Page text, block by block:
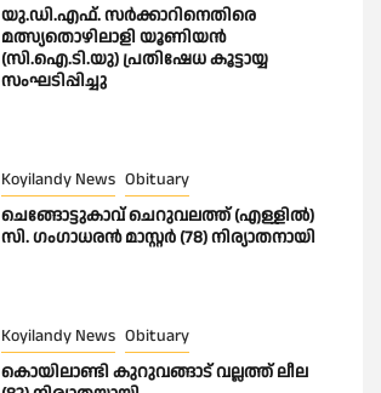
യു.ഡി.എഫ്. സർക്കാറിനെതിരെ
മത്സ്യതൊഴിലാളി യൂണിയൻ
(സി.ഐ.ടി.യു) പ്രതിഷേധ കൂട്ടായ്യ
സംഘടിപ്പിച്ചു
Koyilandy News Obituary
ചെങ്ങോട്ടുകാവ് ചെറുവലത്ത് (എള്ളിൽ)
സി. ഗംഗാധരൻ മാസ്റ്റർ (78) നിര്യാതനായി
Koyilandy News Obituary
കൊയിലാണ്ടി കുറുവങ്ങാട് വല്ലത്ത് ലീല